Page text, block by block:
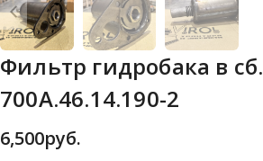
Фильтр гидробака в сб.
700А.46.14.190-2
6,500руб.